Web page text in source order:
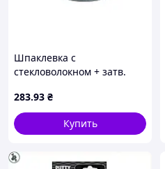
Шпаклевка с
стекловолокном + затв.
283.93 ₴
Купить